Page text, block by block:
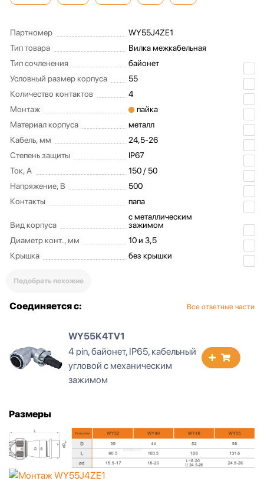
Партномер
WY55J4ZE1
Тип товара
Вилка межкабельная
Тип сочленения
байонет
Условный размер корпуса
55
Количество контактов
4
Монтаж
пайка
Материал корпуса
металл
Кабель, мм
24,5-26
Степень защиты
IP67
Ток, А
150 / 50
Напряжение, В
500
Контакты
папа
Вид корпуса
с металлическим
зажимом
Диаметр конт., мм
10 и 3,5
Крышка
без крышки
Подобрать похожие
Соединяется с: Все ответные части
WY55K4TV1
4 pin, байонет, IP65, кабельный
угловой с механическим
зажимом
Размеры